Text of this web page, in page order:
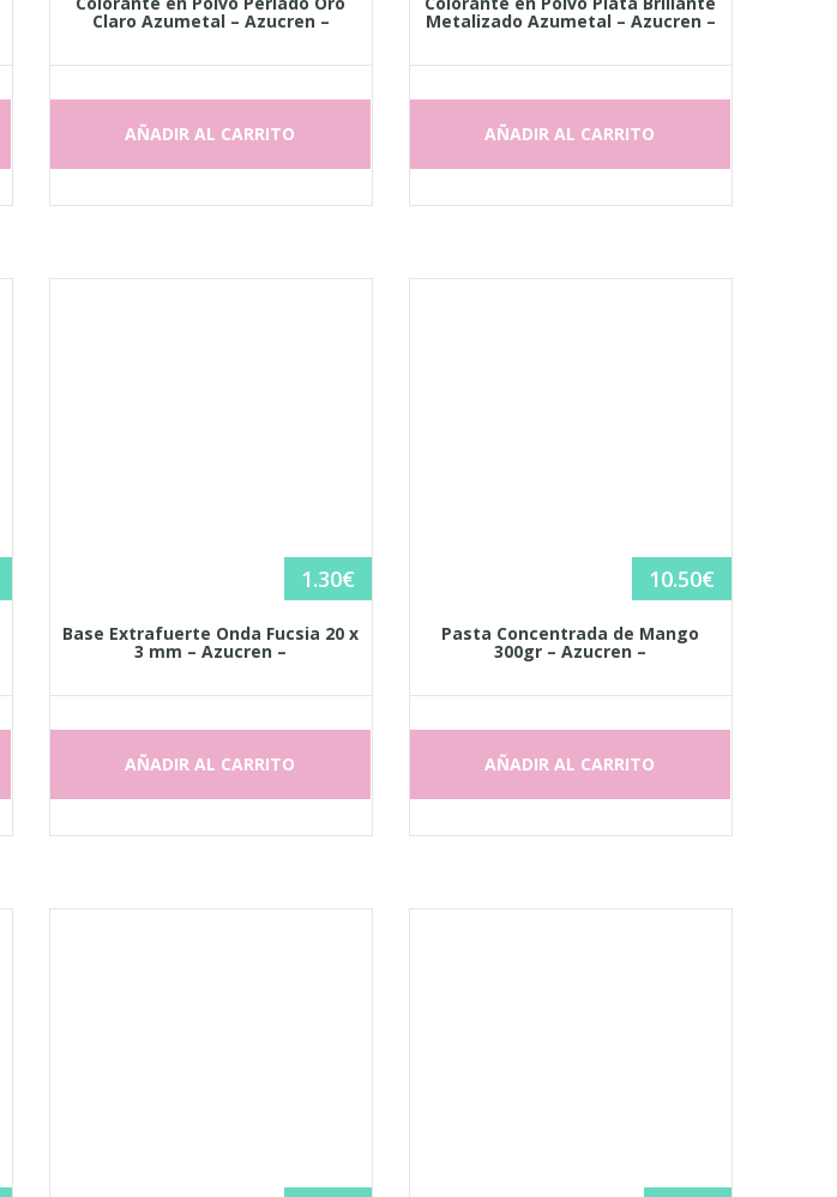
Claro Azumetal – Azucren –
AÑADIR AL CARRITO
Metalizado Azumetal – Azucren –
AÑADIR AL CARRITO
1.30€
Base Extrafuerte Onda Fucsia 20 x
3 mm – Azucren –
AÑADIR AL CARRITO
10.50€
Pasta Concentrada de Mango
300gr – Azucren –
AÑADIR AL CARRITO